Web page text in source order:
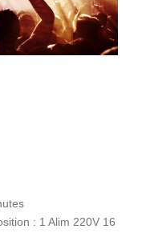
: 1 Alim 220V 16